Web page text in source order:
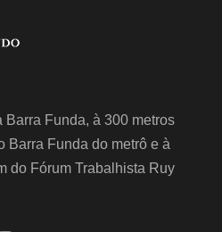
Barra Funda, à 300 metros
Barra Funda do metrô e à
do Fórum Trabalhista Ruy